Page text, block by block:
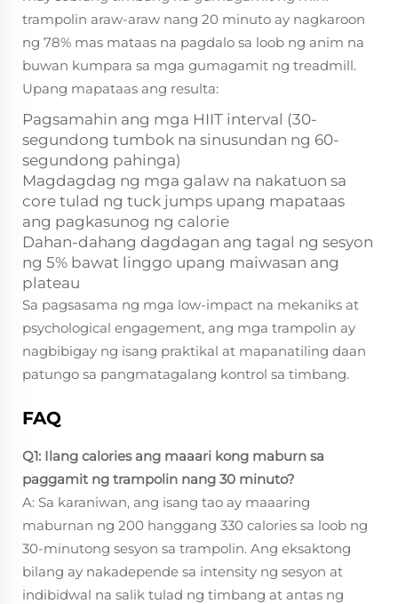
trampolin araw-araw nang 20 minuto ay nagkaroon
ng 78% mas mataas na pagdalo sa loob ng anim na
buwan kumpara sa mga gumagamit ng treadmill.
Upang mapataas ang resulta:
Pagsamahin ang mga HIIT interval (30-
segundong tumbok na sinusundan ng 60-
segundong pahinga)
Magdagdag ng mga galaw na nakatuon sa
core tulad ng tuck jumps upang mapataas
ang pagkasunog ng calorie
Dahan-dahang dagdagan ang tagal ng sesyon
ng 5% bawat linggo upang maiwasan ang
plateau
Sa pagsasama ng mga low-impact na mekaniks at
psychological engagement, ang mga trampolin ay
nagbibigay ng isang praktikal at mapanatiling daan
patungo sa pangmatagalang kontrol sa timbang.
FAQ
Q1: Ilang calories ang maaari kong maburn sa
paggamit ng trampolin nang 30 minuto?
A: Sa karaniwan, ang isang tao ay maaaring
maburnan ng 200 hanggang 330 calories sa loob ng
30-minutong sesyon sa trampolin. Ang eksaktong
bilang ay nakadepende sa intensity ng sesyon at
indibidwal na salik tulad ng timbang at antas ng